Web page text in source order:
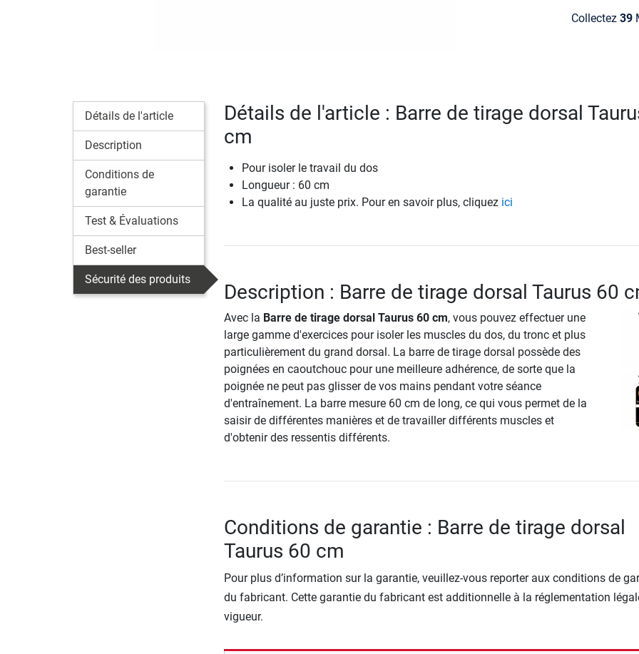
Collectez 39
Détails de l'article
Description
Conditions de
garantie
Test & Évaluations
Best-seller
Sécurité des produits
Détails de l'article : Barre de tirage dorsal
cm
Pour isoler le travail du dos
Longueur : 60 cm
La qualité au juste prix. Pour en savoir plus, cliquez ici
Description : Barre de tirage dorsal Taurus 60
Avec la Barre de tirage dorsal Taurus 60 cm, vous pouvez effectuer une
large gamme d'exercices pour isoler les muscles du dos, du tronc et plus
particulièrement du grand dorsal. La barre de tirage dorsal possède des
poignées en caoutchouc pour une meilleure adhérence, de sorte que la
poignée ne peut pas glisser de vos mains pendant votre séance
d'entraînement. La barre mesure 60 cm de long, ce qui vous permet de la
saisir de différentes manières et de travailler différents muscles et
d'obtenir des ressentis différents.
Conditions de garantie : Barre de tirage dorsal
Taurus 60 cm
Pour plus d’information sur la garantie, veuillez-vous reporter aux conditions de
du fabricant. Cette garantie du fabricant est additionnelle à la réglementation
vigueur.